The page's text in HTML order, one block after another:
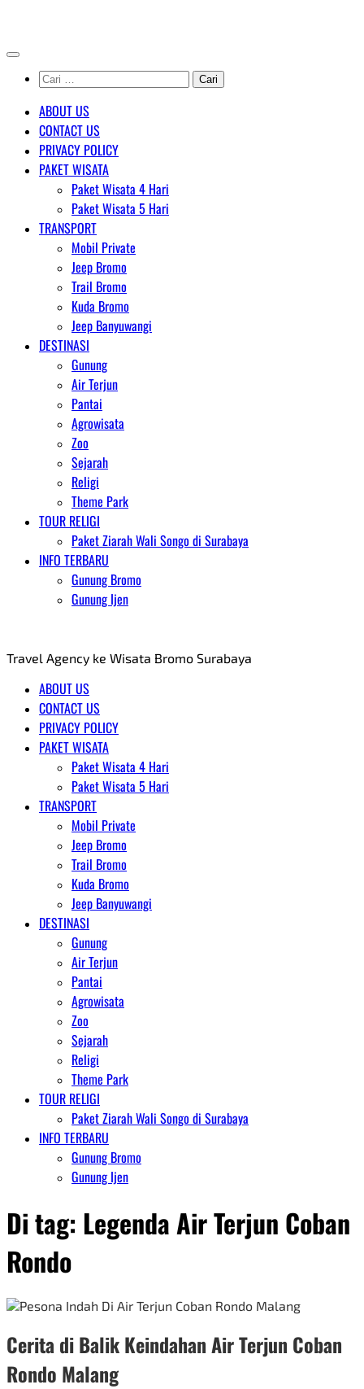
content
Cari
untuk:
ABOUT US
CONTACT US
PRIVACY POLICY
PAKET WISATA
Paket Wisata 4 Hari
Paket Wisata 5 Hari
TRANSPORT
Mobil Private
Jeep Bromo
Trail Bromo
Kuda Bromo
Jeep Banyuwangi
DESTINASI
Gunung
Air Terjun
Pantai
Agrowisata
Zoo
Sejarah
Religi
Theme Park
TOUR RELIGI
Paket Ziarah Wali Songo di Surabaya
INFO TERBARU
Gunung Bromo
Gunung Ijen
Travel Agency ke Wisata Bromo Surabaya
ABOUT US
CONTACT US
PRIVACY POLICY
PAKET WISATA
Paket Wisata 4 Hari
Paket Wisata 5 Hari
TRANSPORT
Mobil Private
Jeep Bromo
Trail Bromo
Kuda Bromo
Jeep Banyuwangi
DESTINASI
Gunung
Air Terjun
Pantai
Agrowisata
Zoo
Sejarah
Religi
Theme Park
TOUR RELIGI
Paket Ziarah Wali Songo di Surabaya
INFO TERBARU
Gunung Bromo
Gunung Ijen
Di tag: Legenda Air Terjun Coban
Rondo
Cerita di Balik Keindahan Air Terjun Coban
Rondo Malang